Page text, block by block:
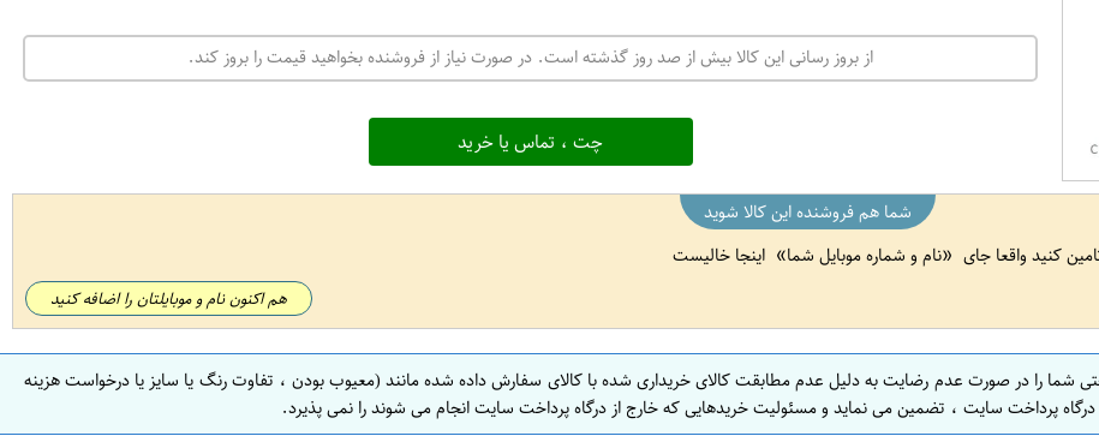
از بروز رسانی این کالا بیش از صد روز گذشته است. در صورت نیاز از فروشنده بخواهید قیمت را بروز کند.
چت ، تماس یا خرید
شما هم فروشنده این کالا شوید
کنید واقعا جای
نام و شماره موبایل شما اینجا خالیست
هم اکنون نام و موبایلتان را اضافه کنید
شما را در صورت عدم رضایت به دلیل عدم مطابقت کالای خریداری شده با کالای سفارش داده شده مانند (معیوب بودن ، تفاوت رنگ یا سایز یا درخواست هزینه
پرداخت سایت ، تضمین می نماید و مسئولیت خریدهایی که خارج از درگاه پرداخت سایت انجام می شوند را نمی پذیرد.